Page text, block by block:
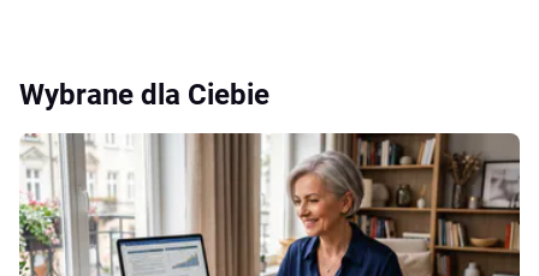
Wybrane dla Ciebie